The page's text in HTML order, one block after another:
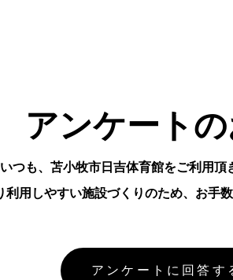
アンケート
いつも、苫小牧市日吉体育館をご利用頂
用しやすい施設づくりのため、お手
アンケートに回答す